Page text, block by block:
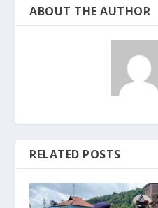
ABOUT THE AUTHOR
RELATED POSTS